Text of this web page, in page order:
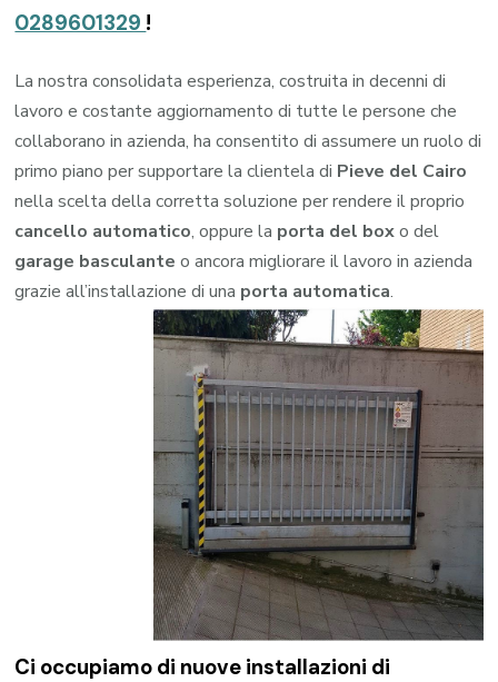
0289601329 !
La nostra consolidata esperienza, costruita in decenni di
lavoro e costante aggiornamento di tutte le persone che
collaborano in azienda, ha consentito di assumere un ruolo di
primo piano per supportare la clientela di Pieve del Cairo
nella scelta della corretta soluzione per rendere il proprio
cancello automatico, oppure la porta del boxo del
garage basculante o ancora migliorare il lavoro in azienda
grazie all’installazione di una porta automatica.
Ci occupiamo di nuove installazioni di